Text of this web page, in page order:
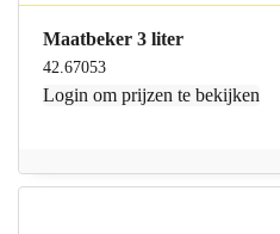
Maatbeker 3 liter
42.67053
Login om prijzen te bekijken